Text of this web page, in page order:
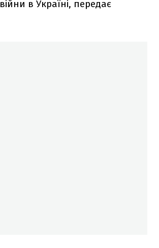
в Україні, передає